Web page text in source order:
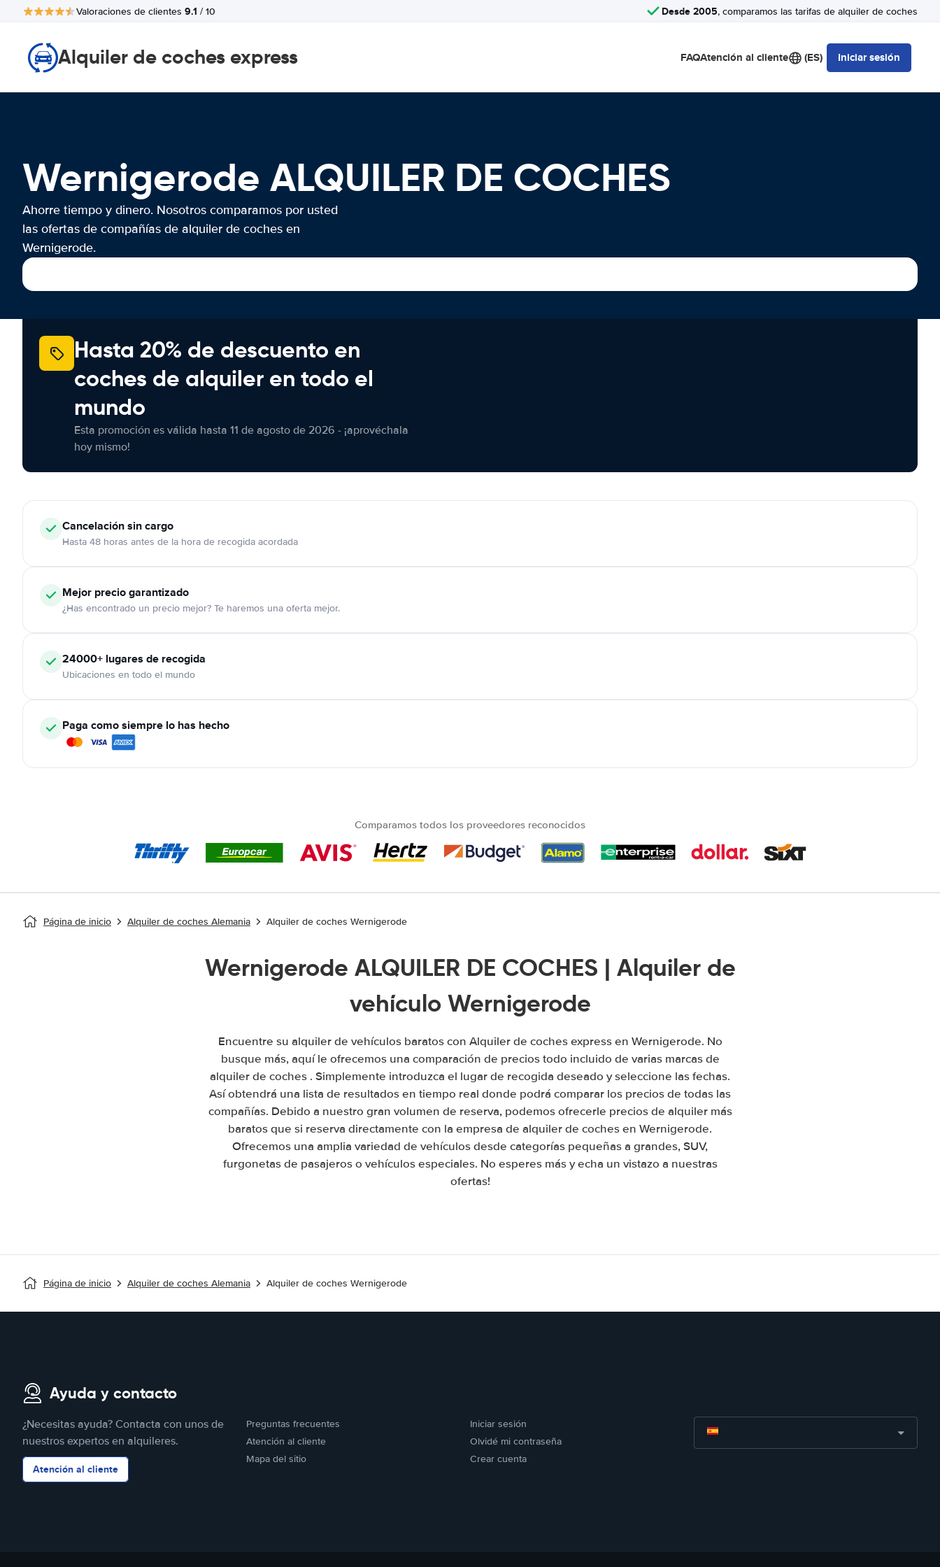
Valoraciones de clientes 9.1 / 10 Desde 2005, comparamos las tarifas de alquiler de coches
Alquiler de coches express FAQAtención al cliente (ES) Iniciar sesión
Wernigerode ALQUILER DE COCHES
Ahorre tiempo y dinero. Nosotros comparamos por usted
las ofertas de compañías de alquiler de coches en
Wernigerode.
Hasta 20% de descuento en
coches de alquiler en todo el
mundo
Esta promoción es válida hasta 11 de agosto de 2026 - ¡aprovéchala
hoy mismo!
Cancelaciónsin cargo
Hasta 48 horas antes de la hora de recogida acordada
Mejor precio garantizado
¿Has encontrado un precio mejor? Te haremos una oferta mejor.
24000+ lugares de recogida
Ubicaciones en todo el mundo
Paga como siempre lo has hecho
Comparamos todos los proveedores reconocidos
Página de inicio Alquiler de coches Alemania Alquiler de coches Wernigerode
Wernigerode ALQUILER DE COCHES | Alquiler de
vehículo Wernigerode
Encuentre su alquiler de vehículos baratos con Alquiler de coches express en Wernigerode. No
busque más, aquí le ofrecemos una comparación de precios todo incluido de varias marcas de
alquiler de coches . Simplemente introduzca el lugar de recogida deseado y seleccione las fechas.
Así obtendrá una lista de resultados en tiempo real donde podrá comparar los precios de todas las
compañías. Debido a nuestro gran volumen de reserva, podemos ofrecerle precios de alquiler más
baratos que si reserva directamente con la empresa de alquiler de coches en Wernigerode.
Ofrecemos una amplia variedad de vehículos desde categorías pequeñas a grandes, SUV,
furgonetas de pasajeros o vehículos especiales. No esperes más y echa un vistazo a nuestras
ofertas!
Página de inicio Alquiler de coches Alemania Alquiler de coches Wernigerode
Ayuda y contacto
¿Necesitas ayuda? Contacta con unos de
nuestros expertos en alquileres.
Atención al cliente
Preguntas frecuentes
Atención al cliente
Mapa del sitio
Iniciar sesión
Olvidé mi contraseña
Crear cuenta